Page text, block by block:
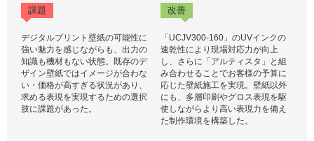
課題 改善
デジタルプリント壁紙の可能性に
強い魅力を感じながらも、出力の
知識も機材もない状態。既存のデ
ザイン壁紙ではイメージが合わな
い・価格が高すぎる状況があり、
求める表現を実現するための選択
肢に課題があった。
「UCJV300-160」のUVインクの
速乾性により現場対応力が向上
し、さらに「アルティスタ」と組
み合わせることでお客様の予算に
応じた壁紙施工を実現。壁紙以外
にも、多層印刷やグロス表現を駆
使しながらより高い表現力を備え
た制作環境を構築した。